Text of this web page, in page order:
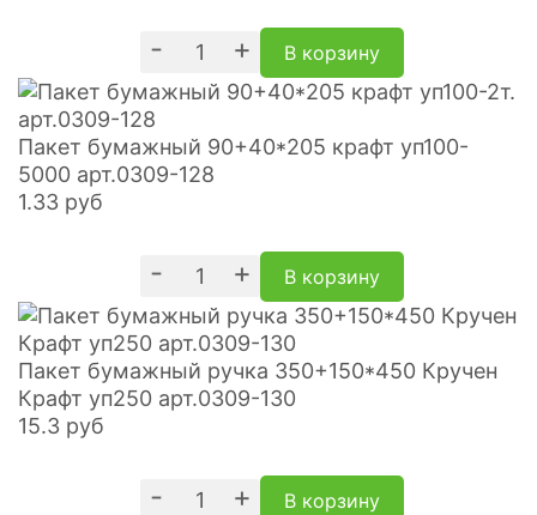
- + В корзину
Пакет бумажный 90+40*205 крафт уп100-
5000 арт.0309-128
1.33 руб
- + В корзину
Пакет бумажный ручка 350+150*450 Кручен
Крафт уп250 арт.0309-130
15.3 руб
- + В корзину